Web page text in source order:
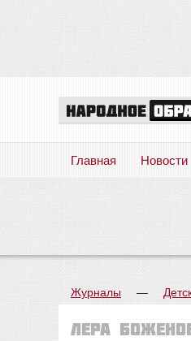
Главная Новости
Журналы —
Лера